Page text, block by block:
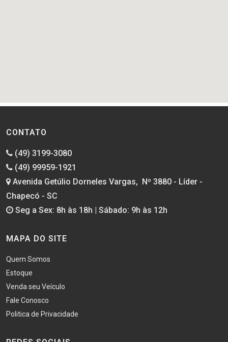
CONTATO
(49) 3199-3080
(49) 99959-1921
Avenida Getúlio Dorneles Vargas, Nº 3880 - Líder -
Chapecó - SC
Seg a Sex: 8h às 18h | Sábado: 9h às 12h
MAPA DO SITE
Quem Somos
Estoque
Venda seu Veículo
Fale Conosco
Politica de Privacidade